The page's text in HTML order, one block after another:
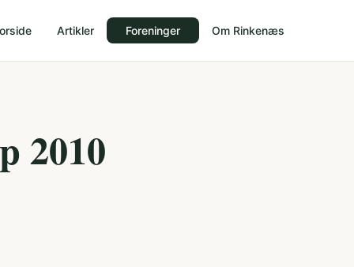
Artikler Foreninger Om Rinkenæs
2010